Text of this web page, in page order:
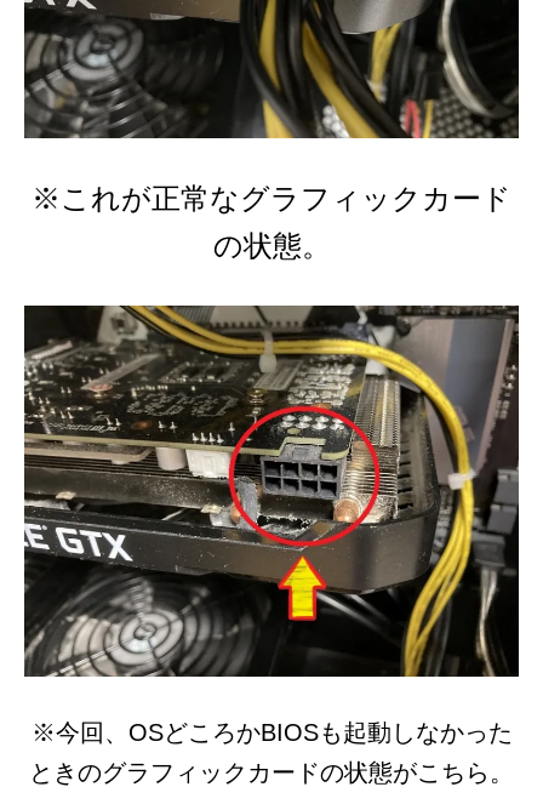
※これが正常なグラフィックカード
の状態。
※今回、OSどころかBIOSも起動しなかった
ときのグラフィックカードの状態がこちら。